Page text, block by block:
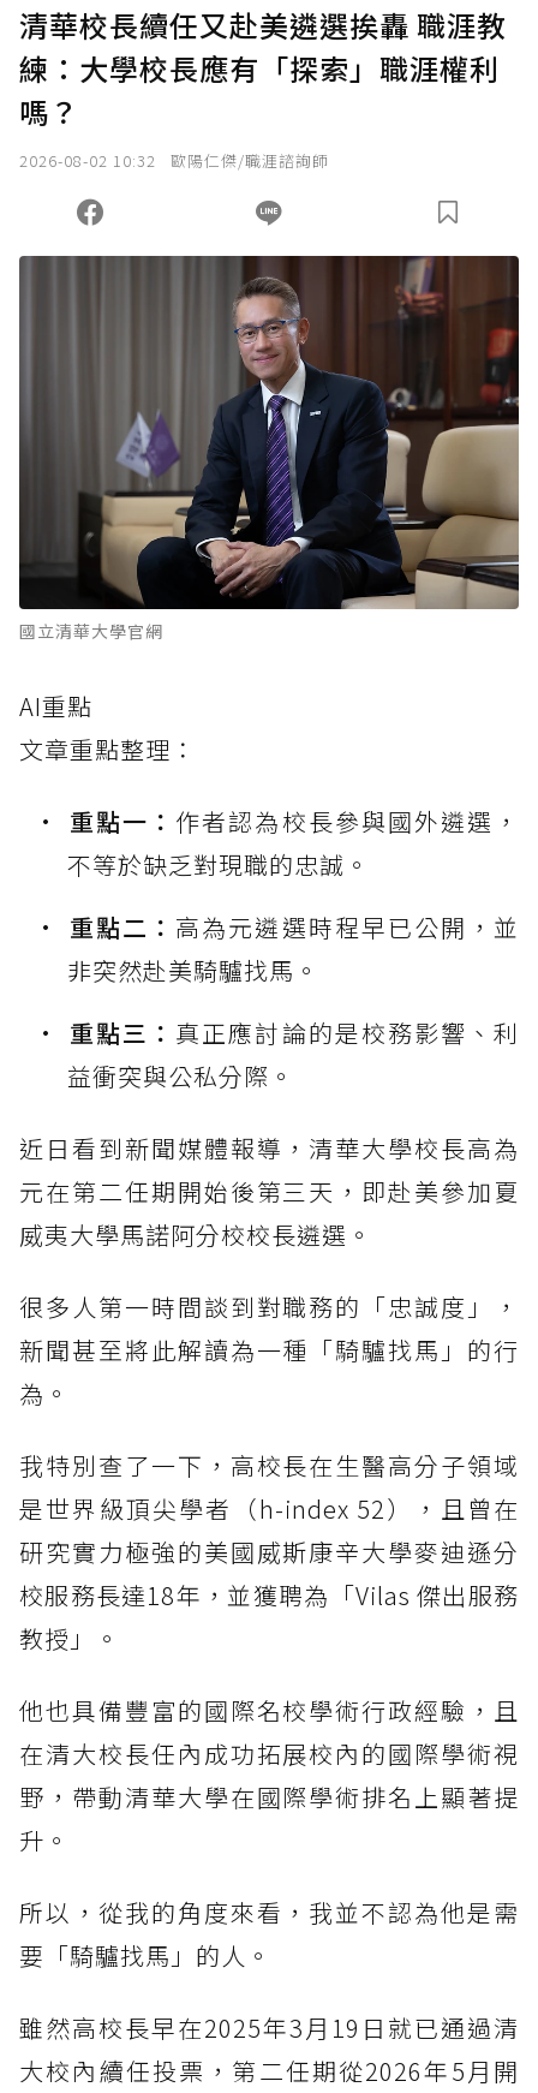
清華校長續任又赴美遴選挨轟 職涯教
練：大學校長應有「探索」職涯權利
嗎？
2026-08-02 10:32 歐陽仁傑/職涯諮詢師
國立清華大學官網
AI重點
文章重點整理：
重點一： 作者認為校長參與國外遴選，
不等於缺乏對現職的忠誠。
重點二： 高為元遴選時程早已公開，並
非突然赴美騎驢找馬。
重點三： 真正應討論的是校務影響、利
益衝突與公私分際。
近日看到新聞媒體報導，清華大學校長高為
元在第二任期開始後第三天，即赴美參加夏
威夷大學馬諾阿分校校長遴選。
很多人第一時間談到對職務的「忠誠度」，
新聞甚至將此解讀為一種「騎驢找馬」的行
為。
我特別查了一下，高校長在生醫高分子領域
是世界級頂尖學者（h-index 52），且曾在
研究實力極強的美國威斯康辛大學麥迪遜分
校服務長達18年，並獲聘為「Vilas 傑出服務
教授」。
他也具備豐富的國際名校學術行政經驗，且
在清大校長任內成功拓展校內的國際學術視
野，帶動清華大學在國際學術排名上顯著提
升。
所以，從我的角度來看，我並不認為他是需
要「騎驢找馬」的人。
雖然高校長早在2025年3月19日就已通過清
大校內續任投票，第二任期從2026年5月開